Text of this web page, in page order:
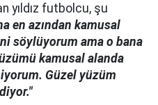
yıldız futbolcu, şu
en azından kamusal
söylüyorum ama o bana
kamusal alanda
Güzel yüzüm